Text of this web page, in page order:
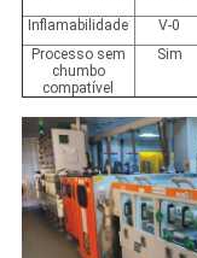
Inflamabilidade
V-0
Processo sem
chumbo
compatível
Sim